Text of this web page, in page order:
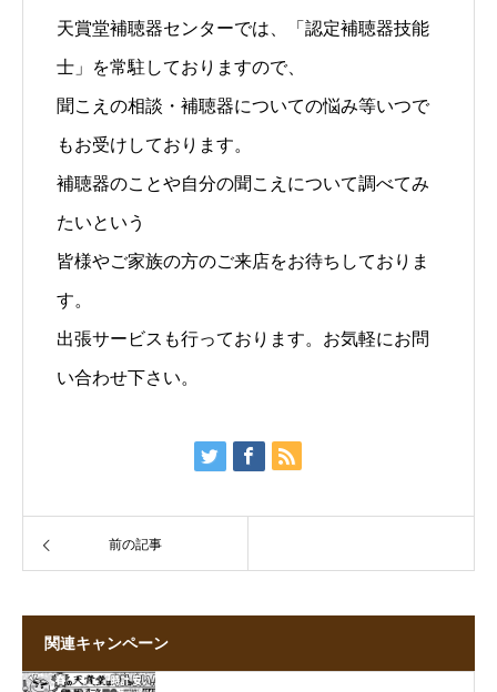
天賞堂補聴器センターでは、「認定補聴器技能
士」を常駐しておりますので、
聞こえの相談・補聴器についての悩み等いつで
もお受けしております。
補聴器のことや自分の聞こえについて調べてみ
たいという
皆様やご家族の方のご来店をお待ちしておりま
す。
出張サービスも行っております。お気軽にお問
い合わせ下さい。
前の記事
関連キャンペーン